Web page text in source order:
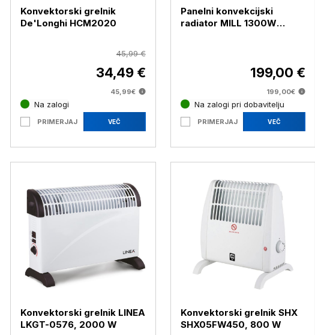
Konvektorski grelnik
De'Longhi HCM2020
45,99 €
34,49 €
45,99€
Na zalogi
PRIMERJAJ VEČ
Panelni konvekcijski
radiator MILL 1300W
199,00 €
199,00€
Na zalogi pri dobavitelju
PRIMERJAJ VEČ
Konvektorski grelnik LINEA
LKGT-0576, 2000 W
Konvektorski grelnik SHX
SHX05FW450, 800 W